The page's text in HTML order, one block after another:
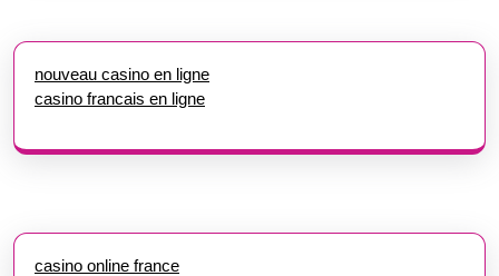
nouveau casino en ligne
casino francais en ligne
casino online france